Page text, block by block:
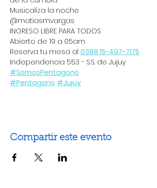
Musicaliza la noche
@matiasmvargas
INGRESO LIBRE PARA TODOS
Abierto de 19 a 05am
Reserva tu mesa al 0388 15-497-7175
Independencia 553 - S.S. de Jujuy
#SomosPentagono
#Pentagono #Jujuy
Compartir este evento